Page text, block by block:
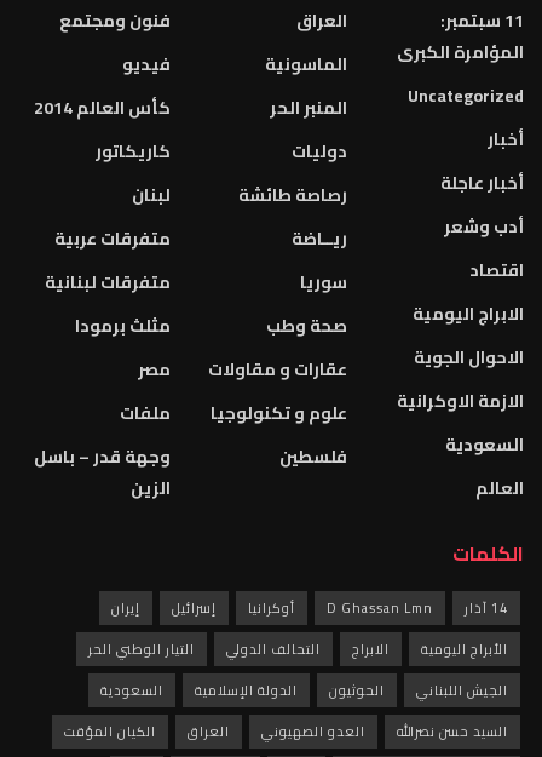
11 سبتمبر:
المؤامرة الكبرى
Uncategorized
أخبار
أخبار عاجلة
أدب وشعر
اقتصاد
الابراج اليومية
الاحوال الجوية
الازمة الاوكرانية
السعودية
العالم
العراق
الماسونية
المنبر الحر
دوليات
رصاصة طائشة
ريــاضة
سوريا
صحة وطب
عقارات و مقاولات
علوم و تكنولوجيا
فلسطين
فنون ومجتمع
فيديو
كأس العالم 2014
كاريكاتور
لبنان
متفرقات عربية
متفرقات لبنانية
مثلث برمودا
مصر
ملفات
وجهة قدر – باسل
الزين
الكلمات
14 آذار D Ghassan Lmn أوكرانيا إسرائيل
إيران
الأبراج اليومية
الابراج التحالف الدولي
التيار الوطني الحر
الجيش اللبناني
الحوثيون الدولة الإسلامية
السعودية
السيد حسن نصرالله
العدو الصهيوني العراق الكيان المؤقت